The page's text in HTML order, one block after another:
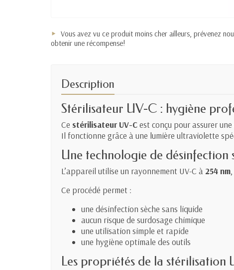
Vous avez vu ce produit moins cher ailleurs, prévenez
obtenir une récompense!
Description
Stérilisateur UV-C : hygiène
Ce stérilisateur UV-Cest conçu pour assurer
Il fonctionne grâce à une lumière ultraviolette
Une technologie de désinfection
L’appareil utilise un rayonnement UV-C à 254 nm
Ce procédé permet :
une désinfection sèche sans liquide
aucun risque de surdosage chimique
une utilisation simple et rapide
une hygiène optimale des outils
Les propriétés de la stérilisation